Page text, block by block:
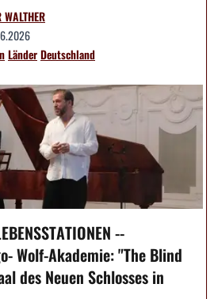
WALTHER
LänderDeutschland
--
Wolf-Akademie: "The Blind
des Neuen Schlosses in